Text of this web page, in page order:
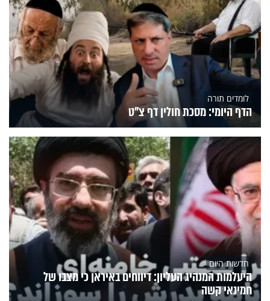
לומדים תורה
הדף היומי: מסכת חולין דף צ"ט
חדשות היום
היעלמות המנהיג העליון: דיווחים באיראן כי מצבו של
חמינאי קשה